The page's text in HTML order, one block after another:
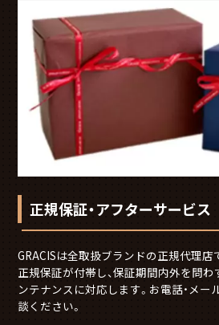
正規保証・アフターサービス
GRACISは全取扱ブランドの正規代理店
正規保証が付帯し、保証期間内外を問わ
ンテナンスに対応します。お電話・メー
談ください。